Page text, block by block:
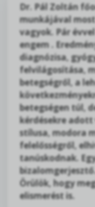
Dr. Pál Zoltán
munkájával
vagyok. Pár
engem .
diagnózisa,
felvilágosítása,
betegségről, a
betegségen túl,
kérdésekre adott
stílusa, modora
felelősségről,
tanúskodnak.
Örülök, hogy
elismerést is.